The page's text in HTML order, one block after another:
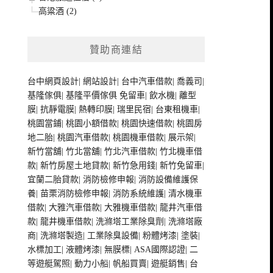
高粱酒 (2)
贊助商連結
台中網頁設計 |網站設計 台中汽車借款 |喬義司
基隆傢俱 |基隆平價傢俱 免留車 |飲水機 |離型
膜 |抗靜電膜 |熱轉印膜 |瑞里民宿 台東租機車
桃園當鋪 |桃園小額借款 |桃園快速借款 |桃園房
地二胎 |桃園汽車借款 |桃園機車借款 展示架
新竹當舖 |竹北當舖 |竹北汽車借款 |竹北機車借
款 |新竹房屋土地貸款 |新竹急用錢 |新竹免留車
宜蘭二胎貸款 |消防檢修申報 |消防設備維護保
養 |苗栗消防檢修申報 |消防系統維護 |清水機車
借款 |大雅汽車借款 |大雅機車借款 |龍井汽車借
款 |龍井機車借款 洗滌塔工業除臭劑
洗滌塔廠
商 洗滌塔製造 工業除臭設備 |粉體烤漆 |塗裝
水標加工 |液體烤漆 |無膜標 |ASA國際認證 |二
等遊艇駕照 |動力小船 帆船買賣 |遊艇銷售 台